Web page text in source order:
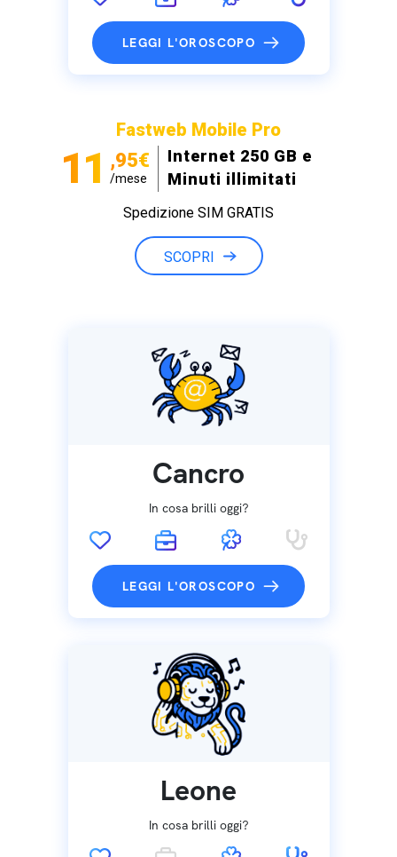
LEGGI L'OROSCOPO
Fastweb Mobile Pro
11 ,95€
/mese
Internet 250 GB e
Minuti illimitati
Spedizione SIM GRATIS
SCOPRI
Cancro
In cosa brilli oggi?
LEGGI L'OROSCOPO
Leone
In cosa brilli oggi?